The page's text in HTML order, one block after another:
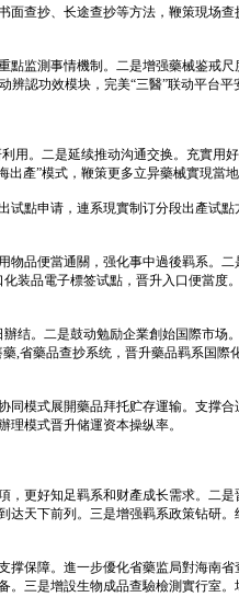
查抄、长途查抄等方法，鞭策現场
监測事情機制。二是增强藥械鉴戒
認功效模块，完美“三醫”联动平台平
用。二是延续推动沟通交换。充實用
產”模式，鞭策更多立异藥械實現當地
點申请，連系現實制订分段出產试
品便當通關，强化事中過後羁系。
装品電子標签试點，晋升入口便當
。二是鼓动勉励企業創始国際市场
省藥品查抄系统，晋升藥品羁系国
模式展開藥品拜托贮存運输。支撑
模式晋升储運资本操纵率。
更好知足羁系和财產成长需求。二
天下前列。三是增强羁系政策钻研
保障。進一步優化省藥监局對海南
三是增設生物成品查驗檢測實行室